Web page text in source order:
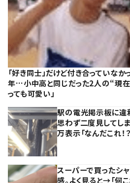
「好き同士」だけど付き合っていな
年…小中高と同じだった2人の“現
っても可愛い」
駅の電光掲示板に
思わず二度見してし
万表示「なんだこれ！？
スーパーで買ったシ
感。よく見ると→「何